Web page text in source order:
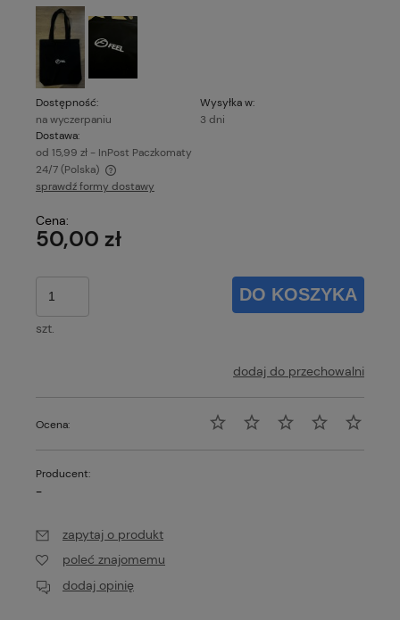
Dostępność:
na wyczerpaniu
Wysyłka w:
3 dni
Dostawa:
od 15,99 zł - InPost Paczkomaty
24/7(Polska)
Cena nie zawiera ewentualnych kosztów płatności
sprawdź formy dostawy
Cena:
50,00 zł
szt.
DO KOSZYKA
dodaj do przechowalni
Ocena:
Producent:
-
zapytaj o produkt
poleć znajomemu
dodaj opinię